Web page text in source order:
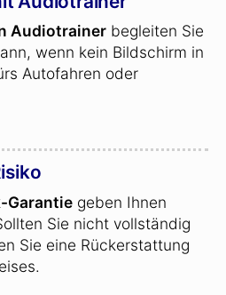
Audiotrainer begleiten Sie
wenn kein Bildschirm in
Autofahren oder
Garantie geben Ihnen
Sie nicht vollständig
Sie eine Rückerstattung